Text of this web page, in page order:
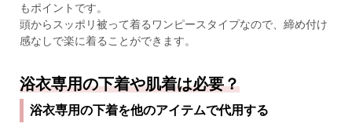
もポイントです。
頭からスッポリ被って着るワンピースタイプなので、締め付け
感なしで楽に着ることができます。
浴衣専用の下着や肌着は必要？
浴衣専用の下着を他のアイテムで代用する